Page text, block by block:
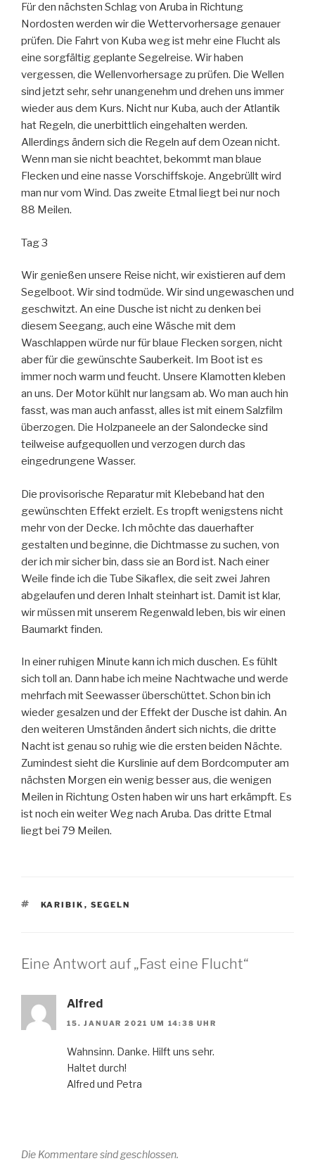
Für den nächsten Schlag von Aruba in Richtung
Nordosten werden wir die Wettervorhersage genauer
prüfen. Die Fahrt von Kuba weg ist mehr eine Flucht als
eine sorgfältig geplante Segelreise. Wir haben
vergessen, die Wellenvorhersage zu prüfen. Die Wellen
sind jetzt sehr, sehr unangenehm und drehen uns immer
wieder aus dem Kurs. Nicht nur Kuba, auch der Atlantik
hat Regeln, die unerbittlich eingehalten werden.
Allerdings ändern sich die Regeln auf dem Ozean nicht.
Wenn man sie nicht beachtet, bekommt man blaue
Flecken und eine nasse Vorschiffskoje. Angebrüllt wird
man nur vom Wind. Das zweite Etmal liegt bei nur noch
88 Meilen.
Tag 3
Wir genießen unsere Reise nicht, wir existieren auf dem
Segelboot. Wir sind todmüde. Wir sind ungewaschen und
geschwitzt. An eine Dusche ist nicht zu denken bei
diesem Seegang, auch eine Wäsche mit dem
Waschlappen würde nur für blaue Flecken sorgen, nicht
aber für die gewünschte Sauberkeit. Im Boot ist es
immer noch warm und feucht. Unsere Klamotten kleben
an uns. Der Motor kühlt nur langsam ab. Wo man auch hin
fasst, was man auch anfasst, alles ist mit einem Salzfilm
überzogen. Die Holzpaneele an der Salondecke sind
teilweise aufgequollen und verzogen durch das
eingedrungene Wasser.
Die provisorische Reparatur mit Klebeband hat den
gewünschten Effekt erzielt. Es tropft wenigstens nicht
mehr von der Decke. Ich möchte das dauerhafter
gestalten und beginne, die Dichtmasse zu suchen, von
der ich mir sicher bin, dass sie an Bord ist. Nach einer
Weile finde ich die Tube Sikaflex, die seit zwei Jahren
abgelaufen und deren Inhalt steinhart ist. Damit ist klar,
wir müssen mit unserem Regenwald leben, bis wir einen
Baumarkt finden.
In einer ruhigen Minute kann ich mich duschen. Es fühlt
sich toll an. Dann habe ich meine Nachtwache und werde
mehrfach mit Seewasser überschüttet. Schon bin ich
wieder gesalzen und der Effekt der Dusche ist dahin. An
den weiteren Umständen ändert sich nichts, die dritte
Nacht ist genau so ruhig wie die ersten beiden Nächte.
Zumindest sieht die Kurslinie auf dem Bordcomputer am
nächsten Morgen ein wenig besser aus, die wenigen
Meilen in Richtung Osten haben wir uns hart erkämpft. Es
ist noch ein weiter Weg nach Aruba. Das dritte Etmal
liegt bei 79 Meilen.
SCHLAGWÖRTER
KARIBIK , SEGELN
Eine Antwort auf „Fast eine Flucht“
Alfred
15. JANUAR 2021 UM 14:38 UHR
Wahnsinn. Danke. Hilft uns sehr.
Haltet durch!
Alfred und Petra
Die Kommentare sind geschlossen.